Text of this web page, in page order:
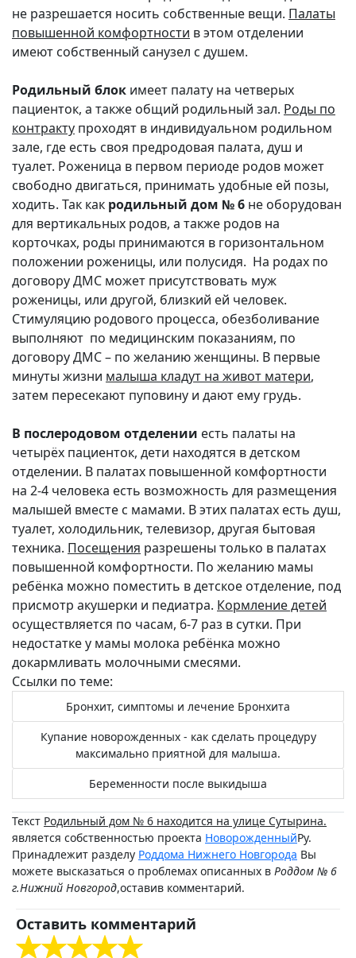
не разрешается носить собственные вещи. Палаты
повышенной комфортности в этом отделении
имеют собственный санузел с душем.
Родильный блок имеет палату на четверых
пациенток, а также общий родильный зал. Роды по
контракту проходят в индивидуальном родильном
зале, где есть своя предродовая палата, душ и
туалет. Роженица в первом периоде родов может
свободно двигаться, принимать удобные ей позы,
ходить. Так как родильный дом № 6 не оборудован
для вертикальных родов, а также родов на
корточках, роды принимаются в горизонтальном
положении роженицы, или полусидя. На родах по
договору ДМС может присутствовать муж
роженицы, или другой, близкий ей человек.
Стимуляцию родового процесса, обезболивание
выполняют по медицинским показаниям, по
договору ДМС – по желанию женщины. В первые
минуты жизни малыша кладут на живот матери,
затем пересекают пуповину и дают ему грудь.
В послеродовом отделении есть палаты на
четырёх пациенток, дети находятся в детском
отделении. В палатах повышенной комфортности
на 2-4 человека есть возможность для размещения
малышей вместе с мамами. В этих палатах есть душ,
туалет, холодильник, телевизор, другая бытовая
техника. Посещения разрешены только в палатах
повышенной комфортности. По желанию мамы
ребёнка можно поместить в детское отделение, под
присмотр акушерки и педиатра. Кормление детей
осуществляется по часам, 6-7 раз в сутки. При
недостатке у мамы молока ребёнка можно
докармливать молочными смесями.
Ссылки по теме:
Бронхит, симптомы и лечение Бронхита
Купание новорожденных - как сделать процедуру
максимально приятной для малыша.
Беременности после выкидыша
Текст Родильный дом № 6 находится на улице Сутырина.
является собственностью проекта НоворожденныйРу.
Принадлежит разделу Роддома Нижнего Новгорода Вы
можете высказаться о проблемах описанных в Роддом № 6
г.Нижний Новгород,оставив комментарий.
Оставить комментарий